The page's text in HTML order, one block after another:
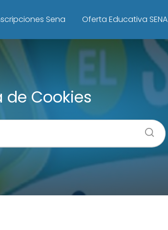
Sena Oferta Educativa SENA
de Cookies